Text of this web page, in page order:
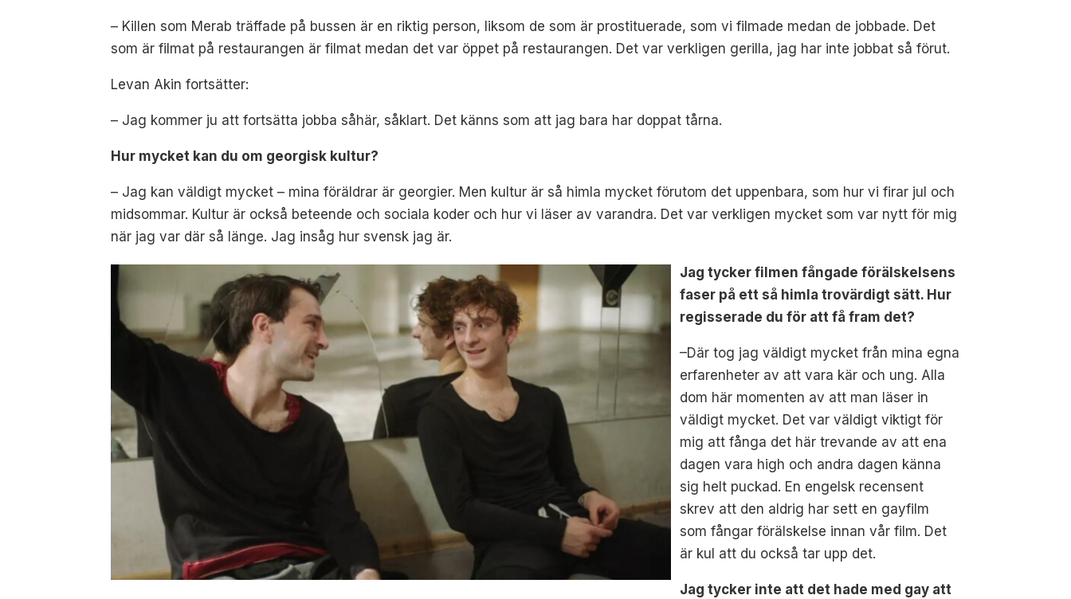
– Killen som Merab träffade på bussen är en riktig person, liksom de som är prostituerade, som vi filmade medan de jobbade. Det
som är filmat på restaurangen är filmat medan det var öppet på restaurangen. Det var verkligen gerilla, jag har inte jobbat så förut.
Levan Akin fortsätter:
– Jag kommer ju att fortsätta jobba såhär, såklart. Det känns som att jag bara har doppat tårna.
Hur mycket kan du om georgisk kultur?
– Jag kan väldigt mycket – mina föräldrar är georgier. Men kultur är så himla mycket förutom det uppenbara, som hur vi firar jul och
midsommar. Kultur är också beteende och sociala koder och hur vi läser av varandra. Det var verkligen mycket som var nytt för mig
när jag var där så länge. Jag insåg hur svensk jag är.
Jag tycker filmen fångade förälskelsens
faser på ett så himla trovärdigt sätt. Hur
regisserade du för att få fram det?
–Där tog jag väldigt mycket från mina egna
erfarenheter av att vara kär och ung. Alla
dom här momenten av att man läser in
väldigt mycket. Det var väldigt viktigt för
mig att fånga det här trevande av att ena
dagen vara high och andra dagen känna
sig helt puckad. En engelsk recensent
skrev att den aldrig har sett en gayfilm
som fångar förälskelse innan vår film. Det
är kul att du också tar upp det.
Jag tycker inte att det hade med gay att